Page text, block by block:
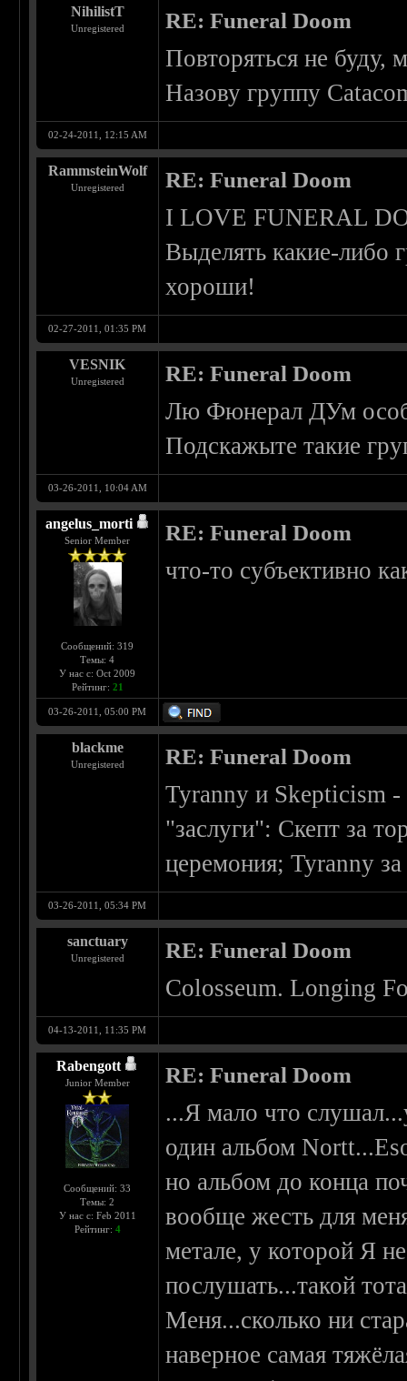
NihilistT
Unregistered RE: Funeral Doom
Повторяться не буду,
Назову группу
02-24-2011, 12:15 AM
RammsteinWolf
Unregistered RE: Funeral Doom
I LOVE FUNERAL
Выделять какие-либо
хороши!
02-27-2011, 01:35 PM
VESNIK
Unregistered RE: Funeral Doom
Лю Фюнерал ДУм
Подскажыте такие
03-26-2011, 10:04 AM
angelus_morti
Senior Member
Сообщений: 319
Темы: 4
У нас с: Oct 2009
Рейтинг: 21
RE: Funeral Doom
что-то субъективно
03-26-2011, 05:00 PM
blackme
Unregistered RE: Funeral Doom
Tyranny и Skepticism
"заслуги": Скепт за
церемония; Tyranny
03-26-2011, 05:34 PM
sanctuary
Unregistered RE: Funeral Doom
Colosseum. Longing
04-13-2011, 11:35 PM
Rabengott
Junior Member
Сообщений: 33
Темы: 2
У нас с: Feb 2011
Рейтинг: 4
RE: Funeral Doom
...Я мало что
один альбом
но альбом до конца
вообще жесть для
метале, у которой Я
послушать...такой
Меня...сколько ни
наверное самая